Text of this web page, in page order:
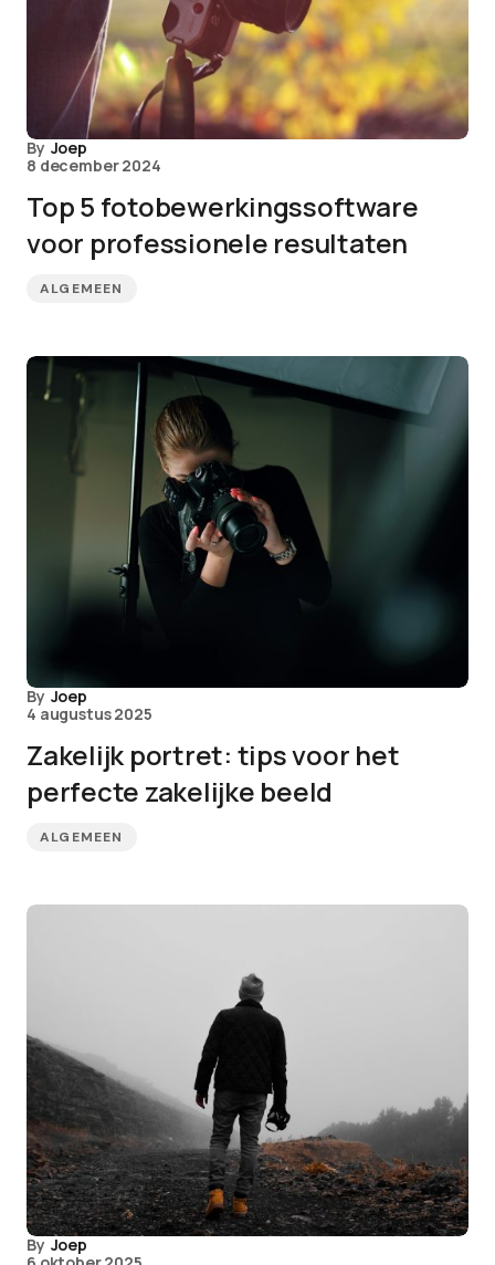
By Joep
8 december 2024
Top 5 fotobewerkingssoftware
voor professionele resultaten
ALGEMEEN
By Joep
4 augustus 2025
Zakelijk portret: tips voor het
perfecte zakelijke beeld
ALGEMEEN
By Joep